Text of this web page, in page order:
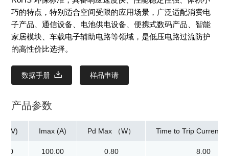
巧的特点，特别适合空间受限的应用场景，广泛适配消费电
子产品、通信设备、电池供电设备、便携式数码产品、智能
家居模块、车载电子辅助电路等领域，是低压电路过流防护
的高性价比选择。
数据手册 样品申请
产品参数
Imax (A)
100.00
Pd Max （W）
0.80
Time to Trip
8.00